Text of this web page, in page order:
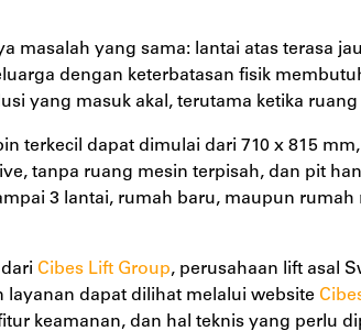
masalah yang sama: lantai atas terasa
dengan keterbatasan fisik
yang masuk akal, terutama ketika
terkecil dapat dimulai dari 710 x 815
tanpa ruang mesin terpisah, dan pit
3 lantai, rumah baru, maupun rumah
Cibes Lift Group, perusahaan lift asal
layanan dapat dilihat melalui website
keamanan, dan hal teknis yang perlu